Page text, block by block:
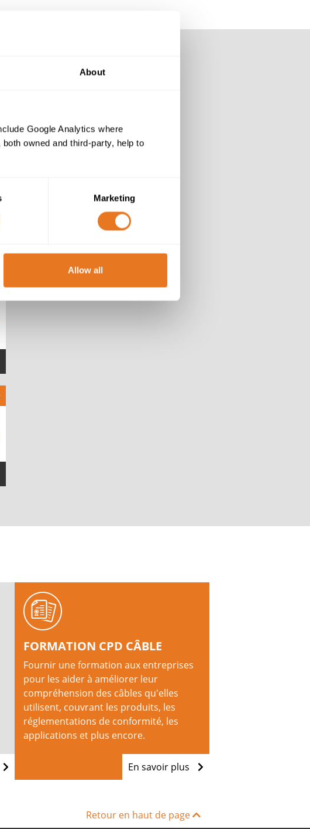
About
Google Analytics where
owned and third-party, help to
Marketing
Allow all
FORMATION CPD CÂBLE
Fournir une formation aux entreprises
pour les aider à améliorer leur
compréhension des câbles qu'elles
utilisent, couvrant les produits, les
réglementations de conformité, les
applications et plus encore.
En savoir plus
Retour en haut de page